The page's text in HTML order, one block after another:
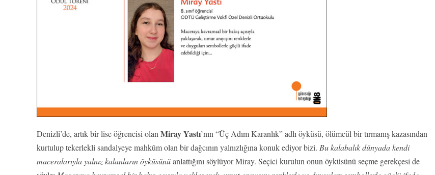
Denizli’de, artık bir lise öğrencisi olan Miray Yastı’nın “Üç Adım Karanlık” adlı öyküsü, ölümcül bir tırmanış kazasından
kurtulup tekerlekli sandalyeye mahkûm olan bir dağcının yalnızlığına konuk ediyor bizi. Bu kalabalık dünyada kendi
maceralarıyla yalnız kalanların öyküsünüanlattığını söylüyor Miray. Seçici kurulun onun öyküsünü seçme gerekçesi de